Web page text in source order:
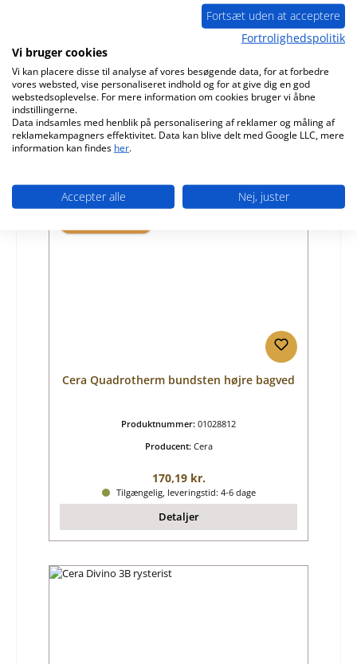
Cera Quadrotherm bundsten højre foran
Producent:Cera
170,19 kr.
Tilgængelig, leveringstid: 4-6 dage
Cera Quadrotherm bundsten højre bagved
Produktnummer: 01028812
Producent: Cera
Almindelig pris:
170,19 kr.
Tilgængelig, leveringstid: 4-6 dage
Detaljer
Fortsæt uden at acceptere
Fortrolighedspolitik
Vi bruger cookies
Vi kan placere disse til analyse af vores besøgende data, for at forbedre
vores websted, vise personaliseret indhold og for at give dig en god
webstedsoplevelse. For mere information om cookies bruger vi åbne
indstillingerne.
Data indsamles med henblik på personalisering af reklamer og måling af
reklamekampagners effektivitet. Data kan blive delt med Google LLC, mere
information kan findes her.
Accepter alle Nej, juster